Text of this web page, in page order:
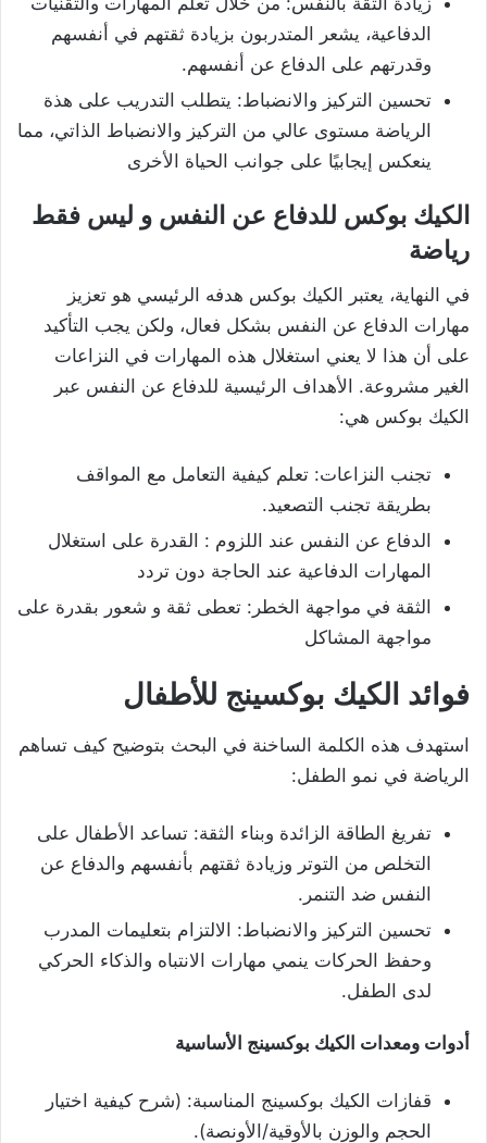
الدفاعية، يشعر المتدربون بزيادة ثقتهم في أنفسهم
وقدرتهم على الدفاع عن أنفسهم.
تحسين التركيز والانضباط: يتطلب التدريب على هذة
الرياضة مستوى عالي من التركيز والانضباط الذاتي، مما
ينعكس إيجابيًا على جوانب الحياة الأخرى
الكيك بوكس للدفاع عن النفس و ليس فقط
رياضة
في النهاية، يعتبر الكيك بوكس هدفه الرئيسي هو تعزيز
مهارات الدفاع عن النفس بشكل فعال، ولكن يجب التأكيد
على أن هذا لا يعني استغلال هذه المهارات في النزاعات
الغير مشروعة. الأهداف الرئيسية للدفاع عن النفس عبر
الكيك بوكس هي:
تجنب النزاعات: تعلم كيفية التعامل مع المواقف
بطريقة تجنب التصعيد.
الدفاع عن النفس عند اللزوم : القدرة على استغلال
المهارات الدفاعية عند الحاجة دون تردد
الثقة في مواجهة الخطر: تعطى ثقة و شعور بقدرة على
مواجهة المشاكل
فوائد الكيك بوكسينج للأطفال
استهدف هذه الكلمة الساخنة في البحث بتوضيح كيف تساهم
الرياضة في نمو الطفل:
تفريغ الطاقة الزائدة وبناء الثقة: تساعد الأطفال على
التخلص من التوتر وزيادة ثقتهم بأنفسهم والدفاع عن
النفس ضد التنمر.
تحسين التركيز والانضباط: الالتزام بتعليمات المدرب
وحفظ الحركات ينمي مهارات الانتباه والذكاء الحركي
لدى الطفل.
أدوات ومعدات الكيك بوكسينج الأساسية
قفازات الكيك بوكسينج المناسبة: (شرح كيفية اختيار
الحجم والوزن بالأوقية/الأونصة).